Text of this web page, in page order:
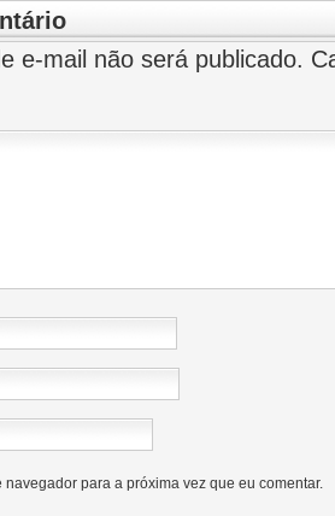
e-mail não será publicado.
para a próxima vez que eu comentar.